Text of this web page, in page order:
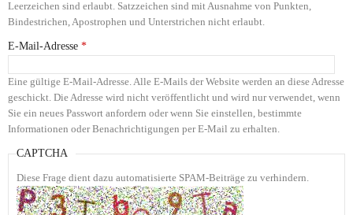
Leerzeichen sind erlaubt. Satzzeichen sind mit Ausnahme von Punkten,
Bindestrichen, Apostrophen und Unterstrichen nicht erlaubt.
E-Mail-Adresse *
Eine gültige E-Mail-Adresse. Alle E-Mails der Website werden an diese Adresse
geschickt. Die Adresse wird nicht veröffentlicht und wird nur verwendet, wenn
Sie ein neues Passwort anfordern oder wenn Sie einstellen, bestimmte
Informationen oder Benachrichtigungen per E-Mail zu erhalten.
CAPTCHA
Diese Frage dient dazu automatisierte SPAM-Beiträge zu verhindern.